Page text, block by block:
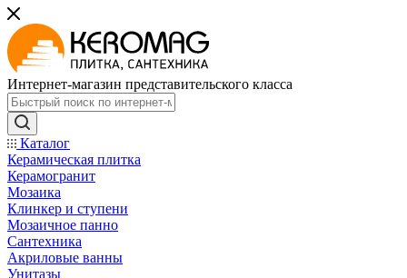
Интернет-магазин представительского класса
Каталог
Керамическая плитка
Керамогранит
Мозаика
Клинкер и ступени
Мозаичное панно
Сантехника
Акриловые ванны
Унитазы